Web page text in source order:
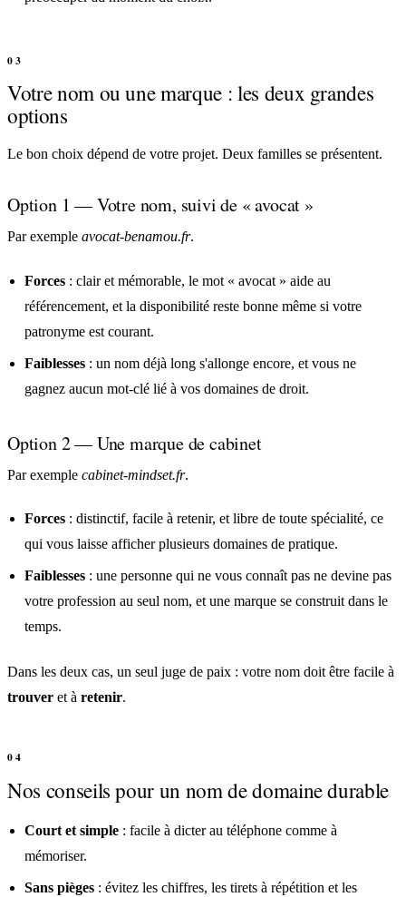
Votre nom ou une marque : les deux grandes
options
Le bon choix dépend de votre projet. Deux familles se présentent.
Option 1 — Votre nom, suivi de « avocat »
Par exemple avocat-benamou.fr.
Forces : clair et mémorable, le mot « avocat » aide au
référencement, et la disponibilité reste bonne même si votre
patronyme est courant.
Faiblesses : un nom déjà long s'allonge encore, et vous ne
gagnez aucun mot-clé lié à vos domaines de droit.
Option 2 — Une marque de cabinet
Par exemple cabinet-mindset.fr.
Forces : distinctif, facile à retenir, et libre de toute spécialité, ce
qui vous laisse afficher plusieurs domaines de pratique.
Faiblesses : une personne qui ne vous connaît pas ne devine pas
votre profession au seul nom, et une marque se construit dans le
temps.
Dans les deux cas, un seul juge de paix : votre nom doit être facile à
trouver et à retenir.
Nos conseils pour un nom de domaine durable
Court et simple : facile à dicter au téléphone comme à
mémoriser.
Sans pièges : évitez les chiffres, les tirets à répétition et les